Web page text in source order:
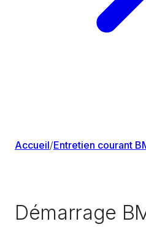
Accueil/Entretien courant
Démarrage